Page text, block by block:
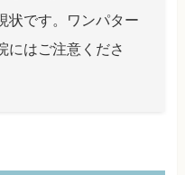
状です。ワンパター
にはご注意くださ